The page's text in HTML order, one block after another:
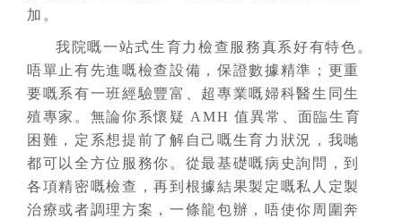
加。
我院嘅一站式生育力檢查服務真系好有特色。
唔單止有先進嘅檢查設備，保證數據精準；更重
要嘅系有一班經驗豐富、超專業嘅婦科醫生同生
殖專家。無論你系懷疑 AMH 值異常、面臨生育
困難，定系想提前了解自己嘅生育力狀況，我哋
都可以全方位服務你。從最基礎嘅病史詢問，到
各項精密嘅檢查，再到根據結果製定嘅私人定製
治療或者調理方案，一條龍包辦，唔使你周圍奔